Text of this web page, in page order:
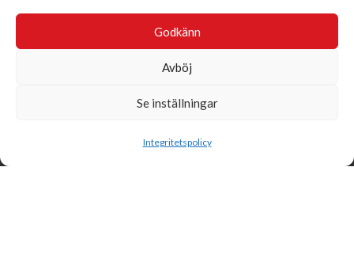
Godkänn
Avböj
Se inställningar
Integritetspolicy